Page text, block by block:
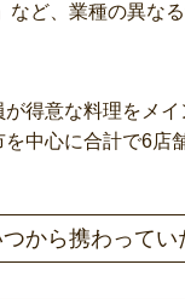
など、業種の異な
得意な料理をメ
中心に合計で6店
から携わって